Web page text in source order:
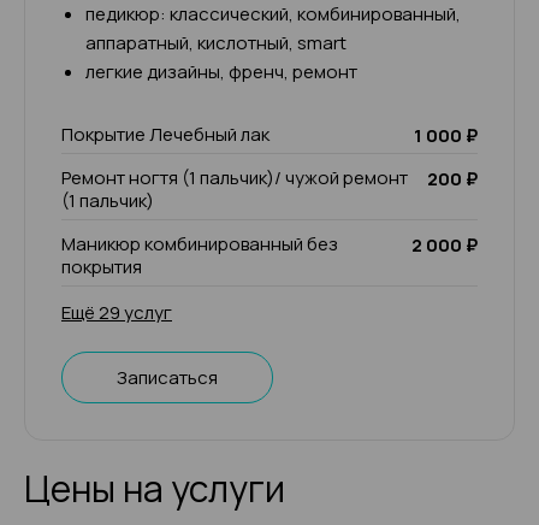
педикюр: классический, комбинированный,
аппаратный, кислотный, smart
легкие дизайны, френч, ремонт
Покрытие Лечебный лак
1 000 ₽
Ремонт ногтя (1 пальчик)/ чужой ремонт
(1 пальчик)
200 ₽
Маникюр комбинированный без
покрытия
2 000 ₽
Ещё 29 услуг
Записаться
Цены на услуги